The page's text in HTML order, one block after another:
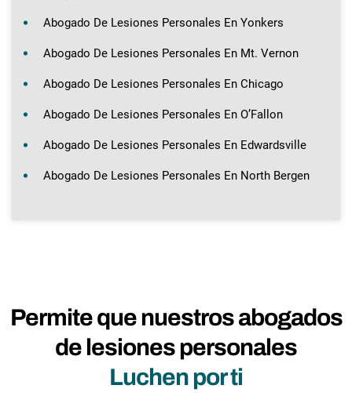
Abogado De Lesiones Personales En Yonkers
Abogado De Lesiones Personales En Mt. Vernon
Abogado De Lesiones Personales En Chicago
Abogado De Lesiones Personales En O’Fallon
Abogado De Lesiones Personales En Edwardsville
Abogado De Lesiones Personales En North Bergen
Permite que nuestros abogados
de lesiones personales
Luchen por ti